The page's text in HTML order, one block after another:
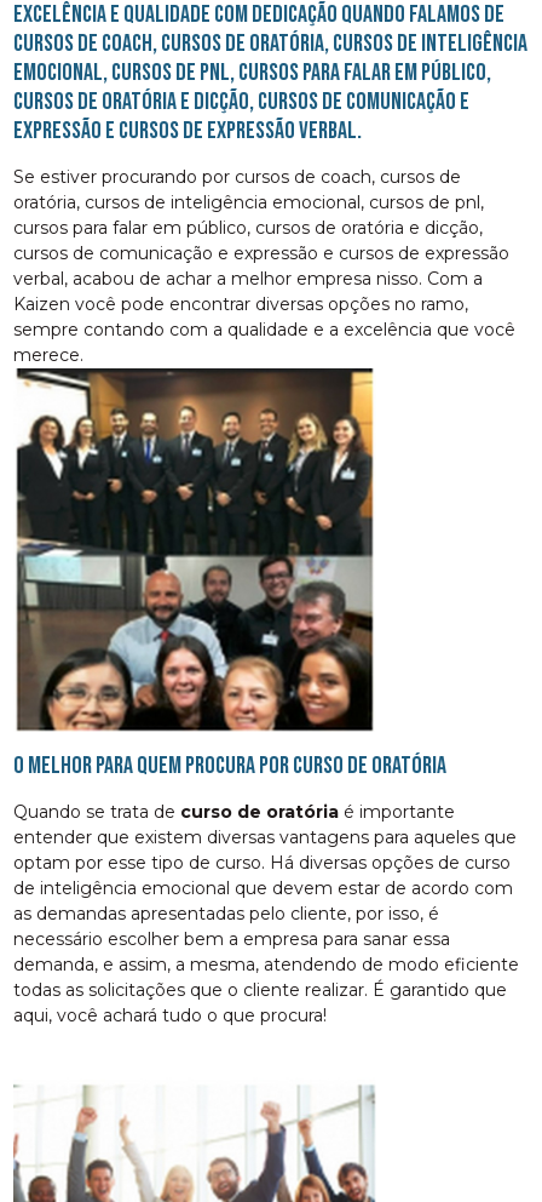
Excelência e qualidade com dedicação quando falamos de
cursos de coach, cursos de oratória, cursos de inteligência
emocional, cursos de pnl, cursos para falar em público,
cursos de oratória e dicção, cursos de comunicação e
expressão e cursos de expressão verbal.
Se estiver procurando por cursos de coach, cursos de
oratória, cursos de inteligência emocional, cursos de pnl,
cursos para falar em público, cursos de oratória e dicção,
cursos de comunicação e expressão e cursos de expressão
verbal, acabou de achar a melhor empresa nisso. Com a
Kaizen você pode encontrar diversas opções no ramo,
sempre contando com a qualidade e a excelência que você
merece.
O melhor para quem procura por curso de oratória
Quando se trata de curso de oratória é importante
entender que existem diversas vantagens para aqueles que
optam por esse tipo de curso. Há diversas opções de curso
de inteligência emocional que devem estar de acordo com
as demandas apresentadas pelo cliente, por isso, é
necessário escolher bem a empresa para sanar essa
demanda, e assim, a mesma, atendendo de modo eficiente
todas as solicitações que o cliente realizar. É garantido que
aqui, você achará tudo o que procura!